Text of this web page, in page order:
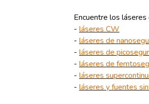
Encuentre los
- láseres CW
- láseres de
- láseres de
- láseres de
- láseres
- láseres y fuentes